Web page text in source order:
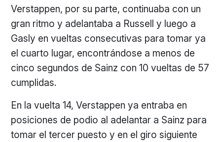
Verstappen, por su parte, continuaba con un
gran ritmo y adelantaba a Russell y luego a
Gasly en vueltas consecutivas para tomar ya
el cuarto lugar, encontrándose a menos de
cinco segundos de Sainz con 10 vueltas de 57
cumplidas.
En la vuelta 14, Verstappen ya entraba en
posiciones de podio al adelantar a Sainz para
tomar el tercer puesto y en el giro siguiente